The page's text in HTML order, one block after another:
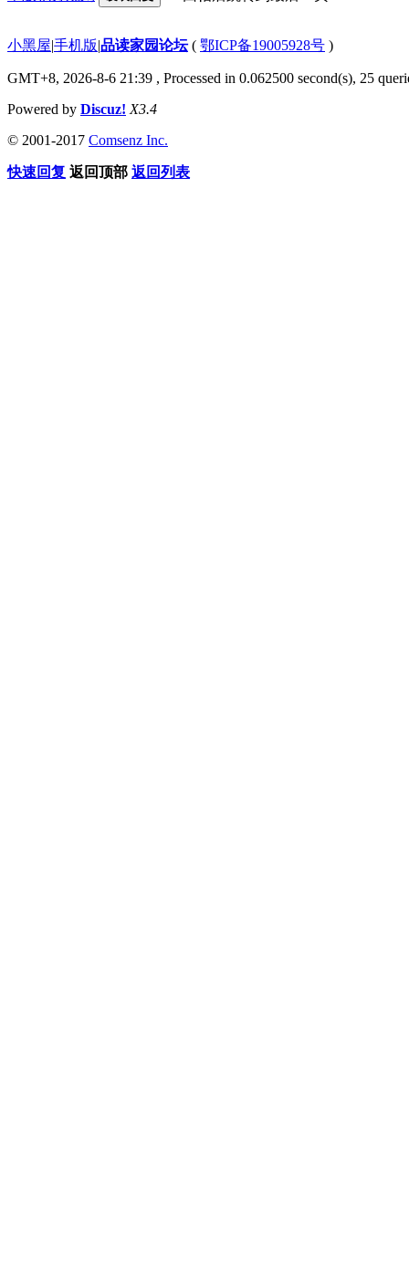
小黑屋|手机版|品读家园论坛( 鄂ICP备19005928号 )
GMT+8, 2026-8-6 21:39 , Processed in 0.062500 second(s), 25
Powered by Discuz! X3.4
© 2001-2017 Comsenz Inc.
快速回复 返回顶部 返回列表